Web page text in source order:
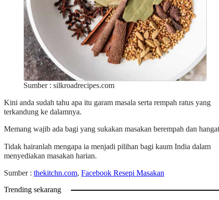
Sumber : silkroadrecipes.com
Kini anda sudah tahu apa itu garam masala serta rempah ratus yang
terkandung ke dalamnya.
Memang wajib ada bagi yang sukakan masakan berempah dan
Tidak hairanlah mengapa ia menjadi pilihan bagi kaum India dalam
menyediakan masakan harian.
Sumber : thekitchn.com, Facebook Resepi Masakan
Trending sekarang